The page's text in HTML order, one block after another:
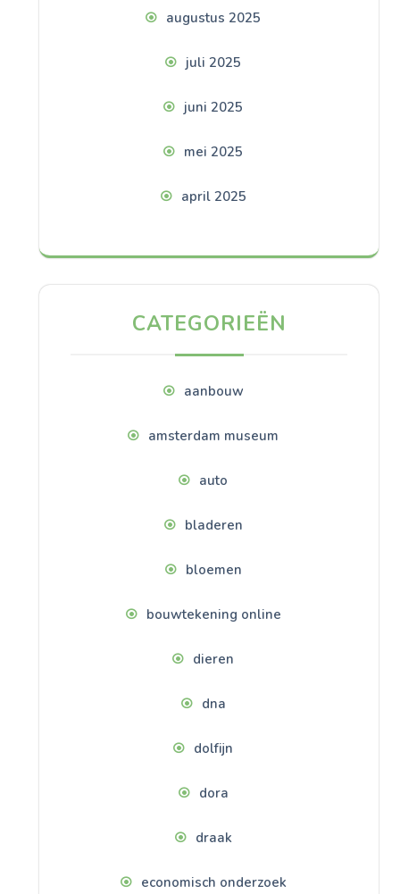
augustus 2025
juli 2025
juni 2025
mei 2025
april 2025
CATEGORIEËN
aanbouw
amsterdam museum
auto
bladeren
bloemen
bouwtekening online
dieren
dna
dolfijn
dora
draak
economisch onderzoek